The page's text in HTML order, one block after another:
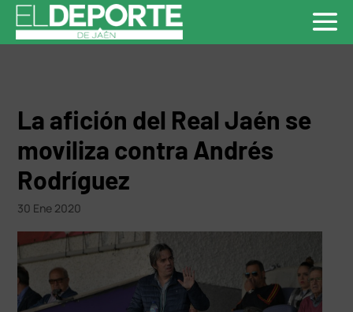
La afición del Real Jaén se
moviliza contra Andrés
Rodríguez
30 Ene 2020